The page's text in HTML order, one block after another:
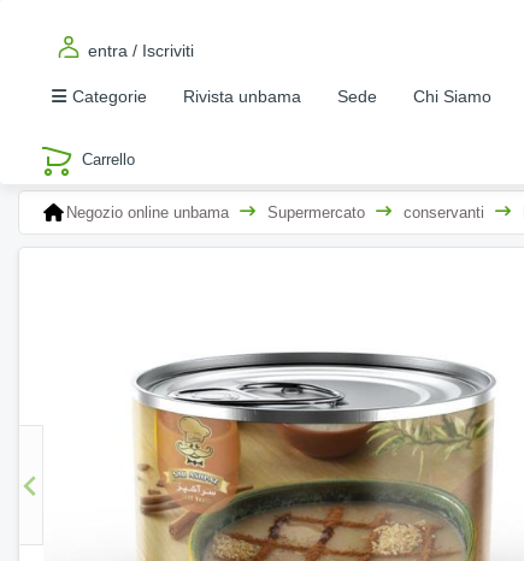
entra / Iscriviti
Categorie Rivista unbama Sede Chi Siamo
Negozio online unbama Supermercato conservanti